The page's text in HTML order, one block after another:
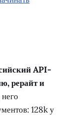
API-
рерайт и
128k у